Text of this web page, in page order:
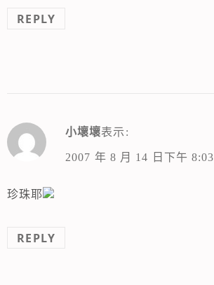
REPLY
小壞壞表示:
2007 年 8 月 14 日下午 8:03
珍珠耶
REPLY